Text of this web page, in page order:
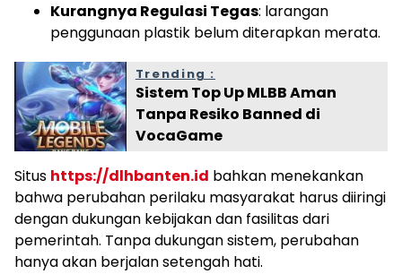
Kurangnya Regulasi Tegas: larangan
penggunaan plastik belum diterapkan merata.
Trending :
Sistem Top Up MLBB Aman
Tanpa Resiko Banned di
VocaGame
Situs https://dlhbanten.id bahkan menekankan
bahwa perubahan perilaku masyarakat harus diiringi
dengan dukungan kebijakan dan fasilitas dari
pemerintah. Tanpa dukungan sistem, perubahan
hanya akan berjalan setengah hati.